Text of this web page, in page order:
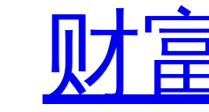
财